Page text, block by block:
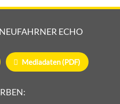
ECHO
Mediadaten (PDF)